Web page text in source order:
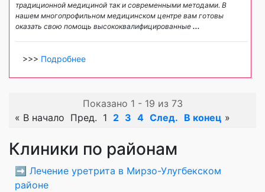
традиционной медициной так и современными методами. В
нашем многопрофильном медицинском центре вам готовы
оказать свою помощь высококвалифицированные ...
>>> Подробнее
Показано 1 - 19 из 73
« В начало Пред. 1 2 3 4 След. В конец »
Клиники по районам
➡️ Лечение уретрита в Мирзо-Улугбекском
районе